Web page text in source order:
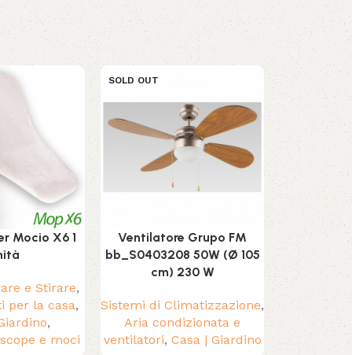
Mocio X6 1
e Stirare,
per la casa,
,
e moci
SOLD OUT
Ventilatore Grupo FM
bb_S0403208 50W (Ø 105
cm) 230 W
Sistemi di Climatizzazione,
Aria condizionata e
ventilatori, Casa | Giardino
SOLD OUT
Sistemi di
Aria
ventilatori,